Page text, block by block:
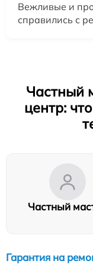
Вежливые и
справились с
Частный
центр:
Частный
Гарантия на